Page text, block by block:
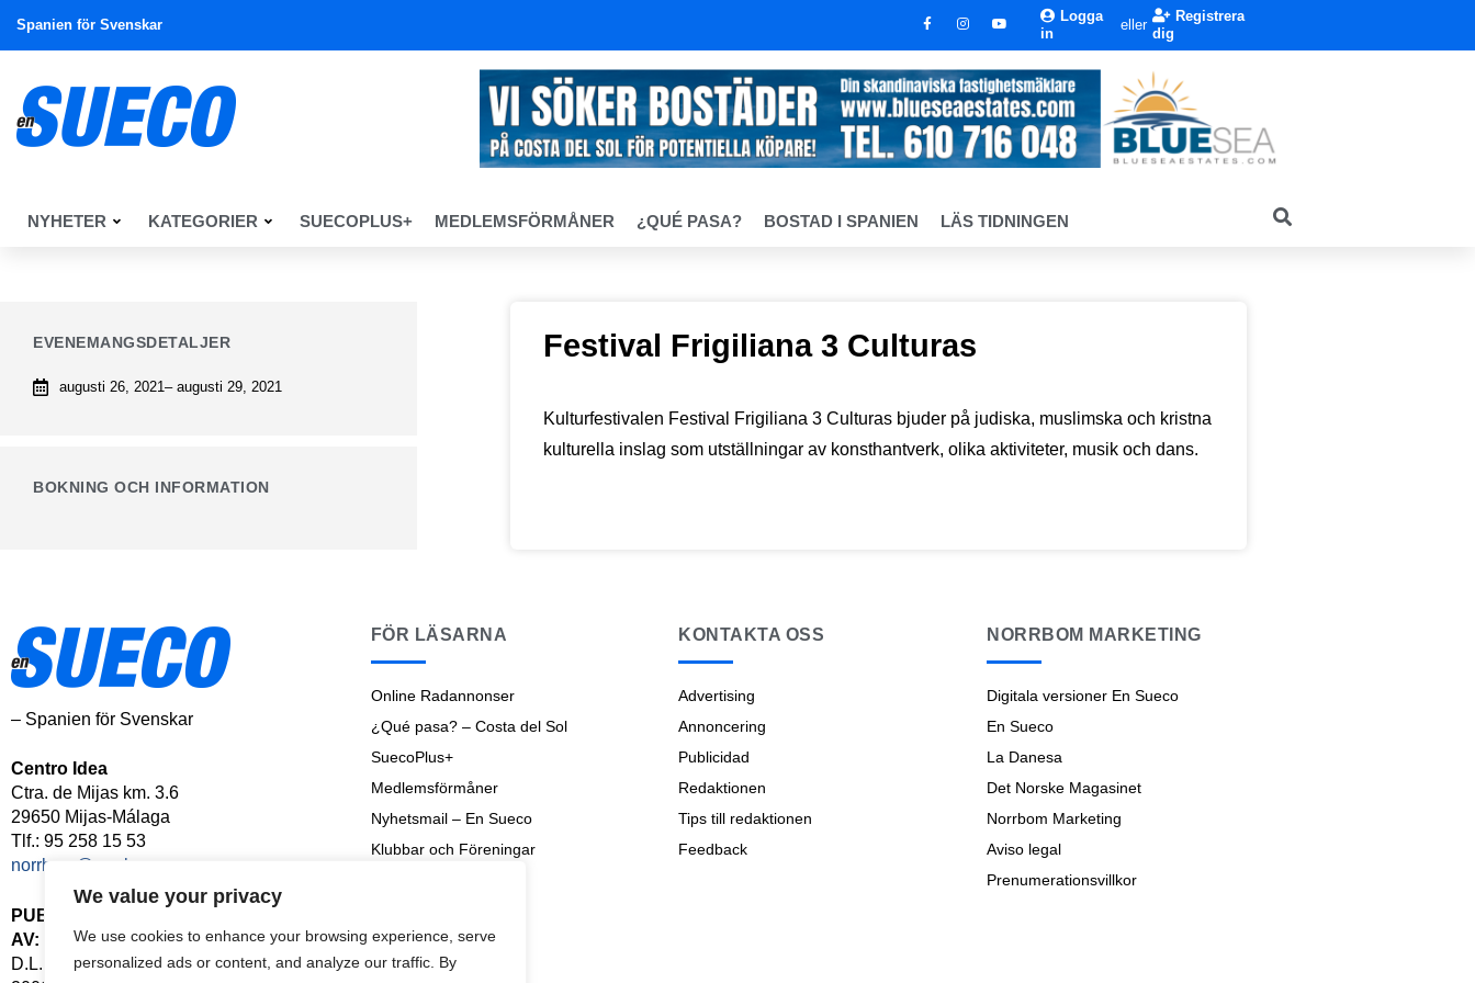
We value your privacy
We use cookies to enhance your browsing experience, serve
personalized ads or content, and analyze our traffic. By
Spanien för Svenskar
Logga
in
eller
Registrera
dig
NYHETER KATEGORIER SUECOPLUS+ MEDLEMSFÖRMÅNER ¿QUÉ PASA? BOSTAD I SPANIEN LÄS TIDNINGEN
EVENEMANGSDETALJER
augusti 26, 2021– augusti 29, 2021
BOKNING OCH INFORMATION
Festival Frigiliana 3 Culturas
Kulturfestivalen Festival Frigiliana 3 Culturas bjuder på judiska, muslimska och kristna
kulturella inslag som utställningar av konsthantverk, olika aktiviteter, musik och dans.
– Spanien för Svenskar
Centro Idea
Ctra. de Mijas km. 3.6
29650 Mijas-Málaga
Tlf.: 95 258 15 53
norrbom@norrbom.com
PUBLICERAD
AV:
D.L. MA-126-
FÖR LÄSARNA
Online Radannonser
¿Qué pasa? – Costa del Sol
SuecoPlus+
Medlemsförmåner
Nyhetsmail – En Sueco
Klubbar och Föreningar
Arkiv
KONTAKTA OSS
Advertising
Annoncering
Publicidad
Redaktionen
Tips till redaktionen
Feedback
NORRBOM MARKETING
Digitala versioner En Sueco
En Sueco
La Danesa
Det Norske Magasinet
Norrbom Marketing
Aviso legal
Prenumerationsvillkor